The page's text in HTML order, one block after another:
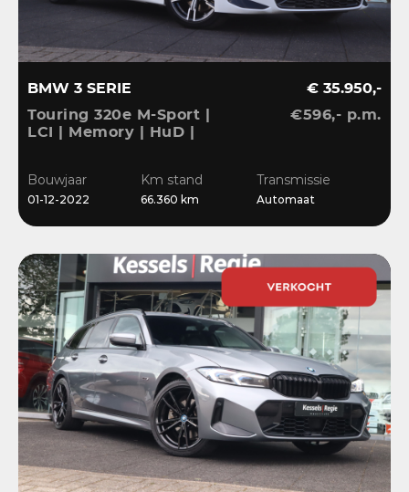
BMW 3 SERIE
Touring 320e M-Sport |
LCI | Memory | HuD |
Stoelverwarming
€ 35.950,-
€596,- p.m.
Bouwjaar
01-12-2022
Km stand
66.360 km
Transmissie
Automaat